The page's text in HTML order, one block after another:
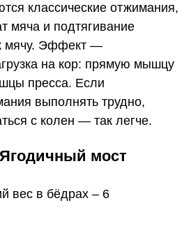
классические отжимания,
мяча и подтягивание
мячу. Эффект —
на кор: прямую мышцу
пресса. Если
выполнять трудно,
с колен — так легче.
мост